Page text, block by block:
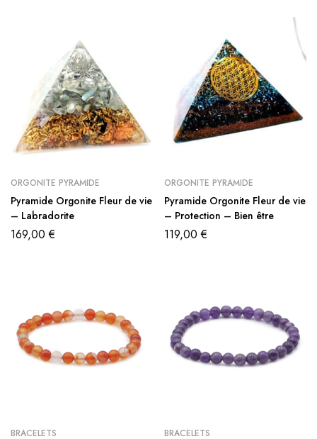
ORGONITE PYRAMIDE
Pyramide Orgonite Fleur de vie
– Labradorite
169,00€
ORGONITE PYRAMIDE
Pyramide Orgonite Fleur de vie
– Protection – Bien être
119,00€
BRACELETS BRACELETS